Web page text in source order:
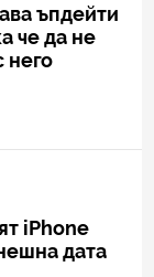
ъпдейти
че да не
него
iPhone
дата